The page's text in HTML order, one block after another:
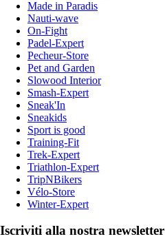
Made in Paradis
Nauti-wave
On-Fight
Padel-Expert
Pecheur-Store
Pet and Garden
Slowood Interior
Smash-Expert
Sneak'In
Sneakids
Sport is good
Training-Fit
Trek-Expert
Triathlon-Expert
TripNBikers
Vélo-Store
Winter-Expert
Iscriviti alla nostra newsletter